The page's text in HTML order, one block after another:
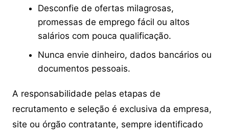
Desconfie de ofertas milagrosas,
promessas de emprego fácil ou altos
salários com pouca qualificação.
Nunca envie dinheiro, dados bancários ou
documentos pessoais.
A responsabilidade pelas etapas de
recrutamento e seleção é exclusiva da empresa,
site ou órgão contratante, sempre identificado